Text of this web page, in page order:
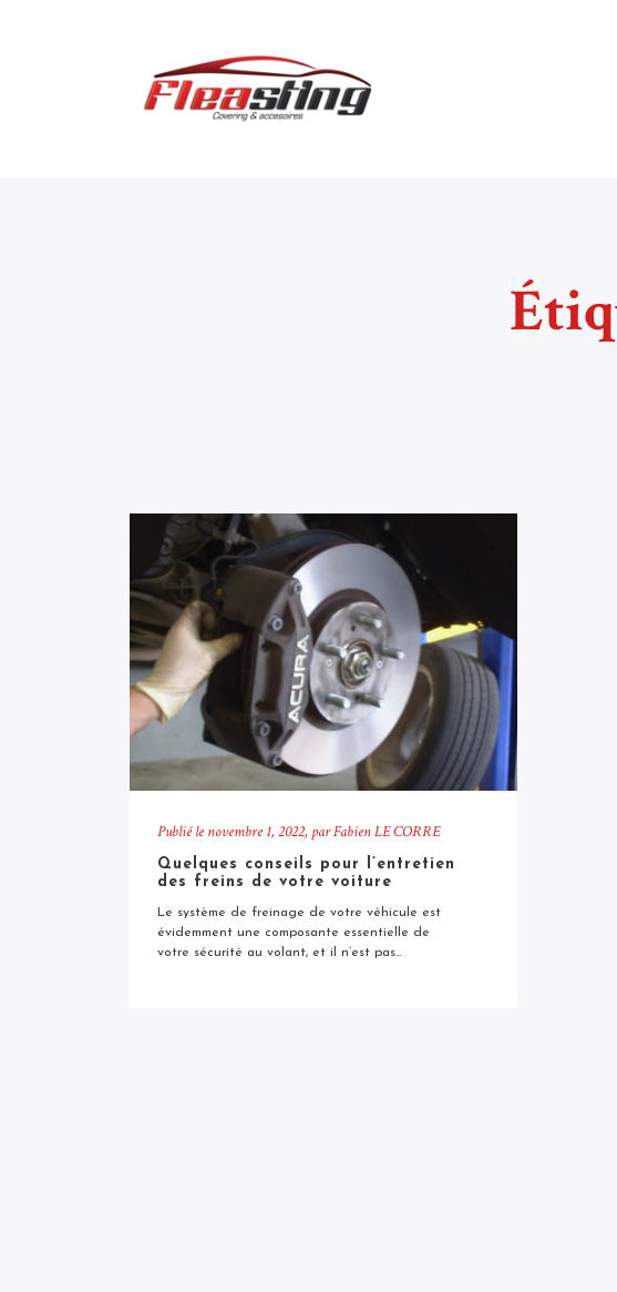
Publié le novembre 1, 2022, par Fabien LE CORRE
Quelques conseils pour l’entretien
des freins de votre voiture
Le système de freinage de votre véhicule est
évidemment une composante essentielle de
votre sécurité au volant, et il n’est pas...